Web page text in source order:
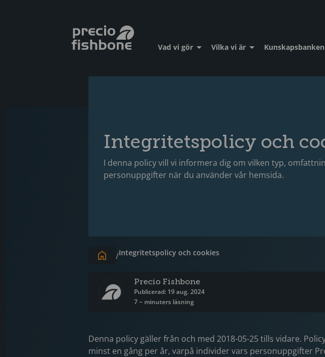
Vad vi gör Vilka vi är Kunskapsbanken
Integritetspolicy och
I denna policy vill vi informera dig om vilken typ,
personuppgifter när du använder vår hemsida.
/Integritetspolicy och cookies
Precio Fishbone
Publicerad: 19 aug. 2024
7 ~ minuters läsning
Denna policy gäller från och med 2018-05-25 tills vidare.
minst en gång per år, varpå individer vars personuppgifter